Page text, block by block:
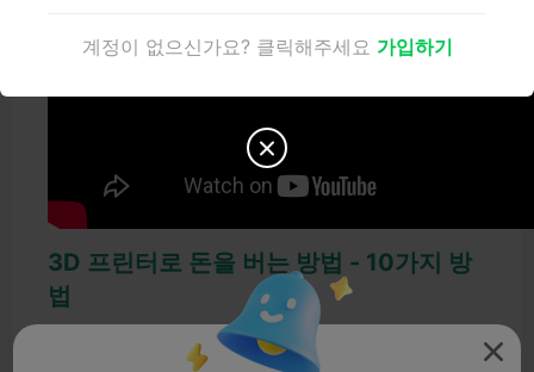
3D 프린터로 돈을 버는 방법 - 10가지 방
법
방법 1. 크리에이티비티 클라우드에서 3D 모델 판매

계정이 없으신가요? 클릭해주세요 가입하기
